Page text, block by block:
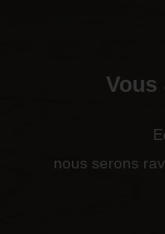
Vous
nous serons